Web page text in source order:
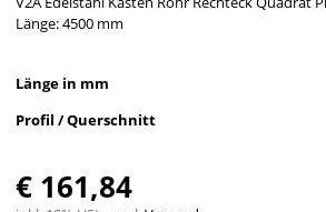
Länge: 4500 mm
Länge in mm
Profil / Querschnitt
€ 161,84